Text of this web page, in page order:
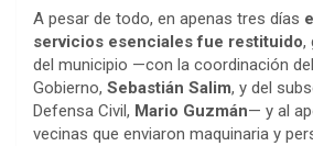
A pesar de todo, en apenas tres días
servicios esenciales fue restituido,
del municipio —con la coordinación
Gobierno, Sebastián Salim, y del
Defensa Civil, Mario Guzmán— y al
vecinas que enviaron maquinaria y